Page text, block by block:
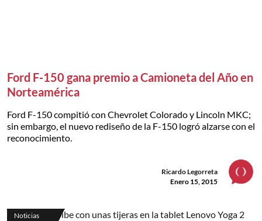
Ford F-150 gana premio a Camioneta del Año en
Norteamérica
Ford F-150 compitió con Chevrolet Colorado y Lincoln MKC;
sin embargo, el nuevo rediseño de la F-150 logró alzarse con el
reconocimiento.
Ricardo Legorreta
Enero 15, 2015
Noticias